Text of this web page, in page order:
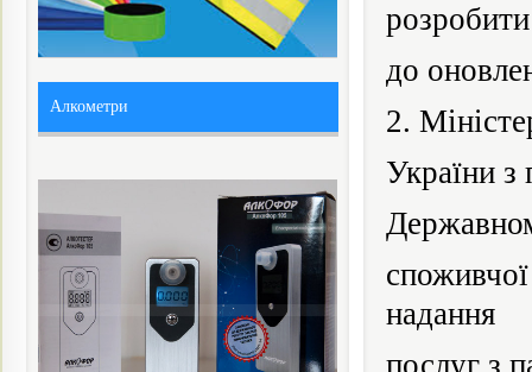
до
2.
України з
надання
послуг з
Алкометри